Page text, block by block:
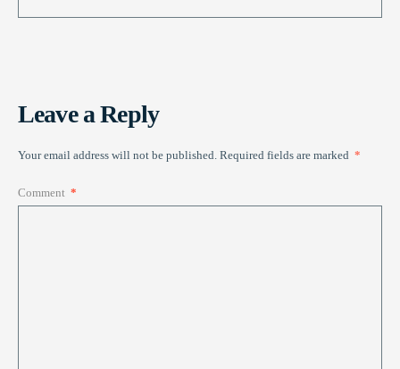
Leave a Reply
Your email address will not be published. Required fields are marked *
Comment *